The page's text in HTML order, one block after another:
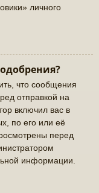
личного
что сообщения
отправкой на
включил вас в
по его или её
перед
информации.